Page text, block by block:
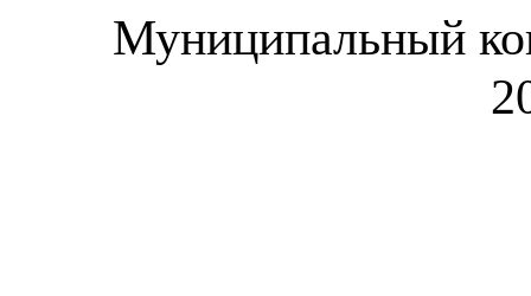
Муниципальный